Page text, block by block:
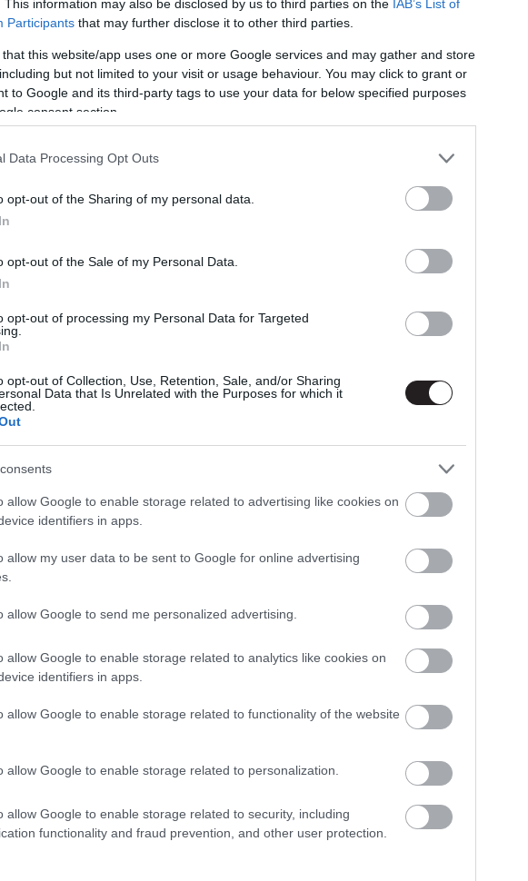
This information may also be disclosed by us to third parties on the IAB’s List of
Participants that may further disclose it to other third parties.
that this website/app uses one or more Google services and may gather and store
but not limited to your visit or usage behaviour. You may click to grant or
to Google and its third-party tags to use your data for below specified purposes
consent section.
Data Processing Opt Outs
opt-out of the Sharing of my personal data.
opt-out of the Sale of my Personal Data.
opt-out of processing my Personal Data for Targeted
opt-out of Collection, Use, Retention, Sale, and/or Sharing
Data that Is Unrelated with the Purposes for which it
allow Google to enable storage related to advertising like cookies on
identifiers in apps.
allow my user data to be sent to Google for online advertising
allow Google to send me personalized advertising.
allow Google to enable storage related to analytics like cookies on
identifiers in apps.
allow Google to enable storage related to functionality of the website
allow Google to enable storage related to personalization.
allow Google to enable storage related to security, including
functionality and fraud prevention, and other user protection.
Tetszik
sorozatot
a széria készítője is.
elstartolt új netflixes sorozat, aDaybreak,
elkészülni a második évad. A történet egy csapat
identitásával küszködnek, mint mindenki más
liheg. Ez így leírva nem hat annyira magával
magát, a karakterekkel pedig valóban tudunk
a néző figyelmét. Pontosan emiatt annyira fájó,
ezen a döntésen, hiszen elmondása szerint a
ennek ellenére elkaszálták. Ahhoz képest, hogy ez
sort, amiben megköszönte a lehetőséget, hogy egy
történetből, és leginkább a nézőknek hálás emiatt.
nem fog visszatérni egy második évadra.
megosztani veletek, de egyben rendkívül